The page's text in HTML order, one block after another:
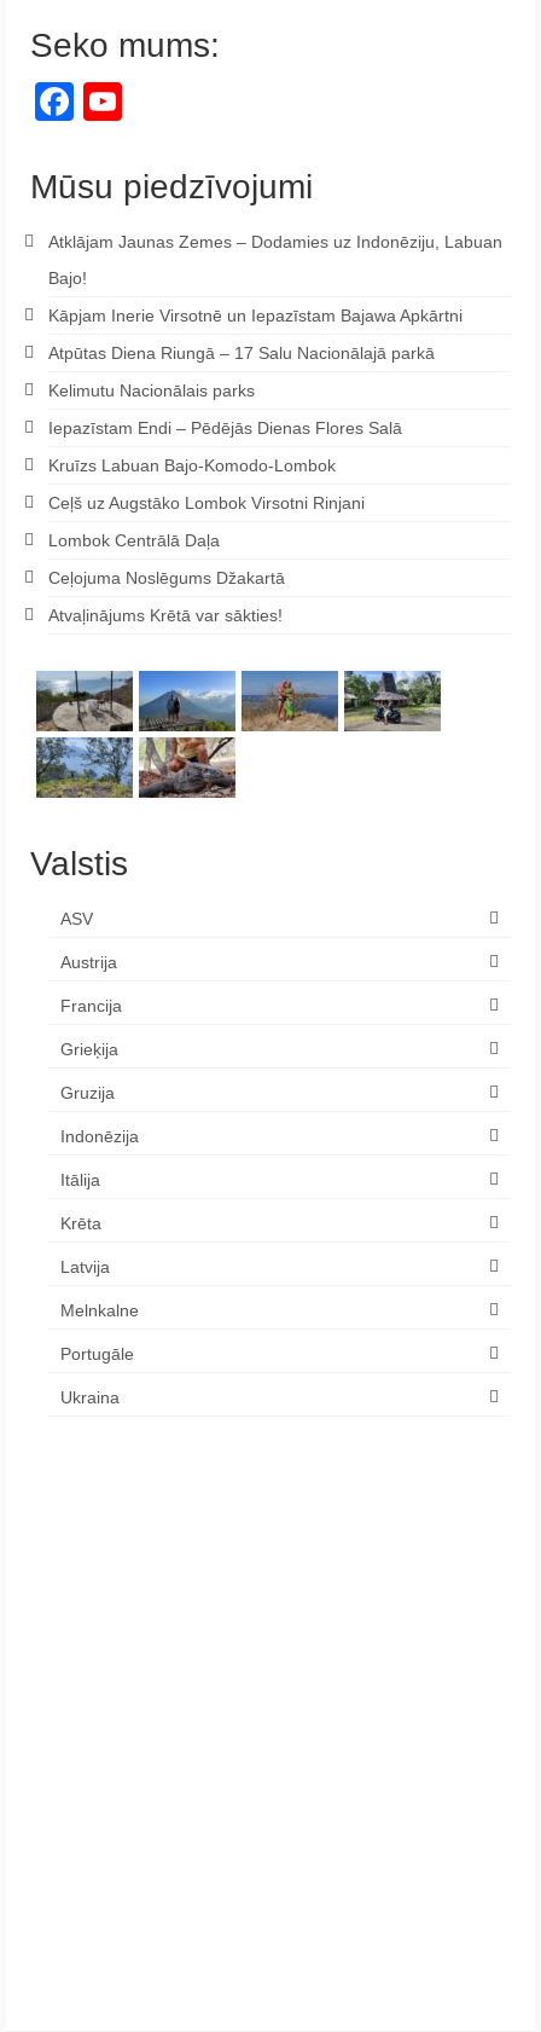
Seko mums:
Facebook
Mūsu piedzīvojumi
Atklājam Jaunas Zemes – Dodamies uz Indonēziju, Labuan
Bajo!
Kāpjam Inerie Virsotnē un Iepazīstam Bajawa Apkārtni
Atpūtas Diena Riungā – 17 Salu Nacionālajā parkā
Kelimutu Nacionālais parks
Iepazīstam Endi – Pēdējās Dienas Flores Salā
Kruīzs Labuan Bajo-Komodo-Lombok
Ceļš uz Augstāko Lombok Virsotni Rinjani
Lombok Centrālā Daļa
Ceļojuma Noslēgums Džakartā
Atvaļinājums Krētā var sākties!
Valstis
ASV
Austrija
Francija
Grieķija
Gruzija
Indonēzija
Itālija
Krēta
Latvija
Melnkalne
Portugāle
Ukraina